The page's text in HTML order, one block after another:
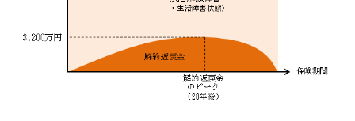
通話料無料で今すぐ 予約フォームから